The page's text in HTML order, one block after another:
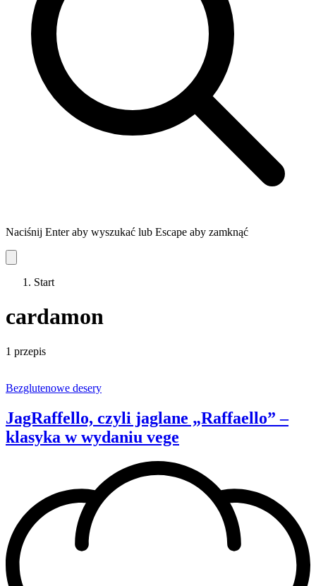
Naciśnij Enter aby wyszukać lub Escape aby zamknąć
Start
cardamon
1 przepis
Bezglutenowe desery
JagRaffello, czyli jaglane „Raffaello” –
klasyka w wydaniu vege